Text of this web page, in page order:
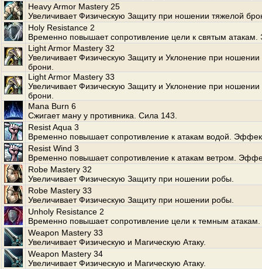
Heavy Armor Mastery 25
Увеличивает Физическую Защиту при ношении тяжелой
Holy Resistance 2
Временно повышает сопротивление цели к святым
Light Armor Mastery 32
Увеличивает Физическую Защиту и Уклонение при ношении
брони.
Light Armor Mastery 33
Увеличивает Физическую Защиту и Уклонение при ношении
брони.
Mana Burn 6
Сжигает ману у противника. Сила 143.
Resist Aqua 3
Временно повышает сопротивление к атакам водой.
Resist Wind 3
Временно повышает сопротивление к атакам ветром.
Robe Mastery 32
Увеличивает Физическую Защиту при ношении робы.
Robe Mastery 33
Увеличивает Физическую Защиту при ношении робы.
Unholy Resistance 2
Временно повышает сопротивление цели к темным
Weapon Mastery 33
Увеличивает Физическую и Магическую Атаку.
Weapon Mastery 34
Увеличивает Физическую и Магическую Атаку.